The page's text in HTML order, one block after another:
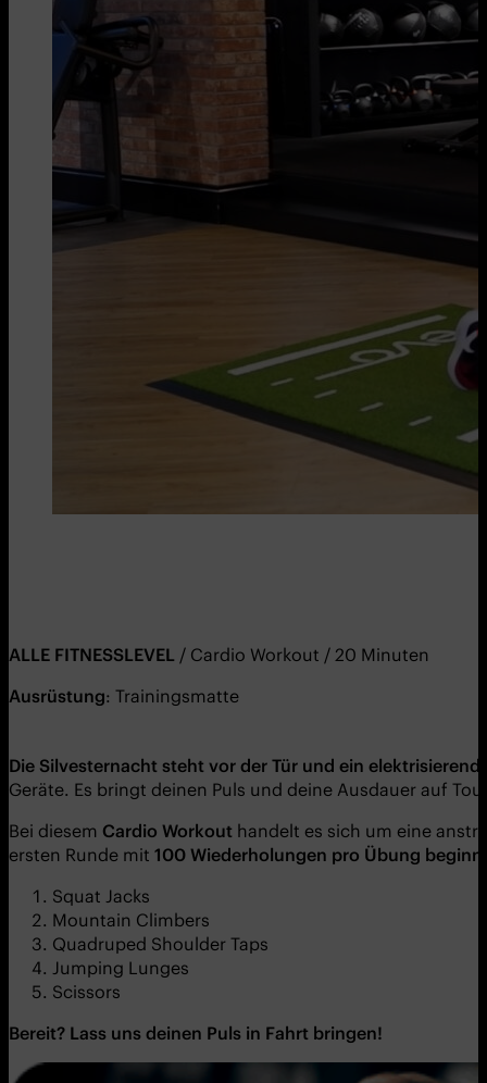
ALLE FITNESSLEVEL / Cardio Workout / 20 Minuten
Ausrüstung: Trainingsmatte
Die Silvesternacht steht vor der Tür und ein
Geräte. Es bringt deinen Puls und deine Ausdauer auf
Bei diesem Cardio Workout handelt es sich um eine
ersten Runde mit 100 Wiederholungen pro Übung
Squat Jacks
Mountain Climbers
Quadruped Shoulder Taps
Jumping Lunges
Scissors
Bereit? Lass uns deinen Puls in Fahrt bringen!